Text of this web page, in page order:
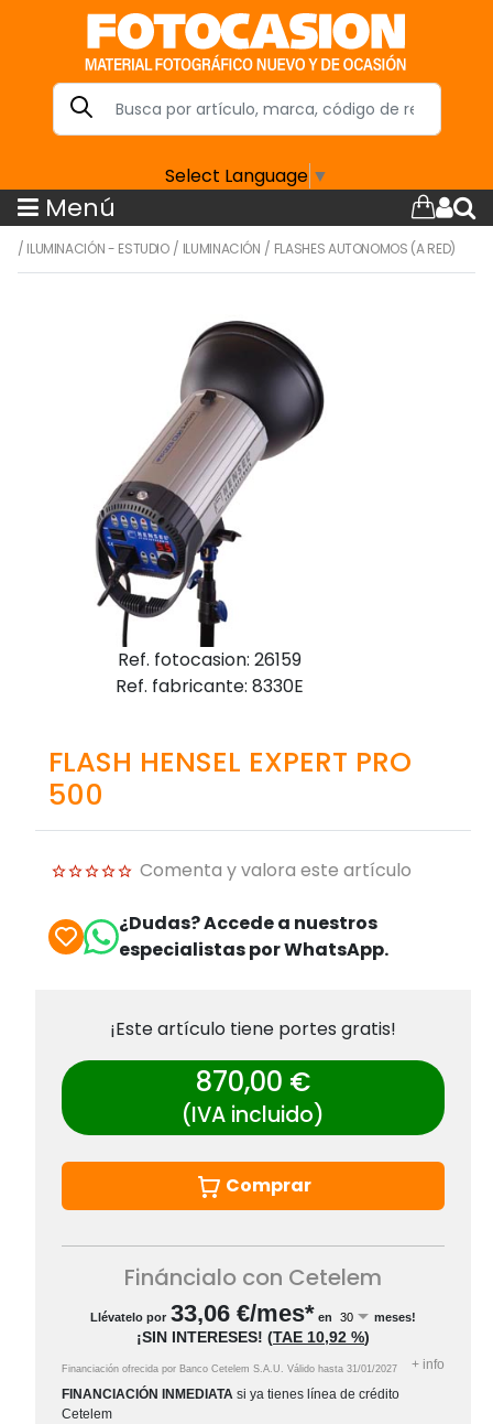
Select Language ▼
Menú
/ ILUMINACIÓN - ESTUDIO/ ILUMINACIÓN / FLASHES AUTONOMOS (A RED)
Ref. fotocasion: 26159
Ref. fabricante: 8330E
FLASH HENSEL EXPERT PRO
500
Comenta y valora este artículo
¿Dudas? Accede a nuestros
especialistas por WhatsApp.
¡Este artículo tiene portes gratis!
870,00 €
(IVA incluido)
Comprar
Fináncialo con Cetelem
Llévatelo por 33,06 €/mes* en meses!
¡SIN INTERESES! (TAE 10,92 %)
Financiación ofrecida por Banco Cetelem S.A.U. Válido hasta 31/01/2027 + info
FINANCIACIÓN INMEDIATA si ya tienes línea de crédito
Cetelem